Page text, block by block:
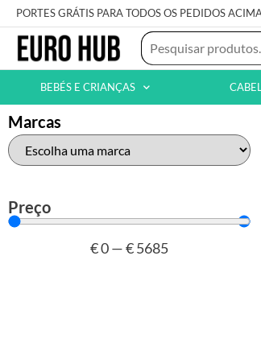
PORTES GRÁTIS PARA TODOS OS PEDIDOS
BEBÉS E CRIANÇAS
Marcas
Preço
€0—€5685